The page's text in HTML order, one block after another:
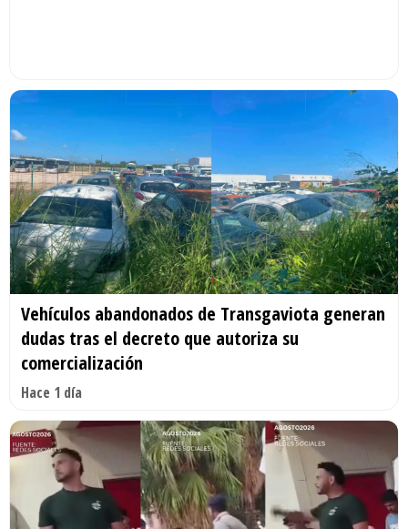
Vehículos abandonados de Transgaviota generan
dudas tras el decreto que autoriza su
comercialización
Hace 1 día